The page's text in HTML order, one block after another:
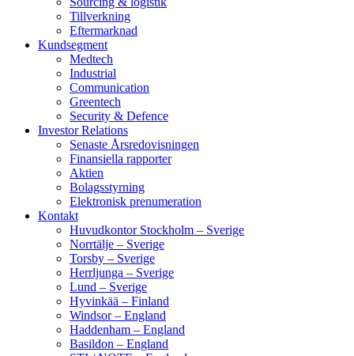
Tillverkning
Eftermarknad
Kundsegment
Medtech
Industrial
Communication
Greentech
Security & Defence
Investor Relations
Senaste Årsredovisningen
Finansiella rapporter
Aktien
Bolagsstyrning
Elektronisk prenumeration
Kontakt
Huvudkontor Stockholm – Sverige
Norrtälje – Sverige
Torsby – Sverige
Herrljunga – Sverige
Lund – Sverige
Hyvinkää – Finland
Windsor – England
Haddenham – England
Basildon – England